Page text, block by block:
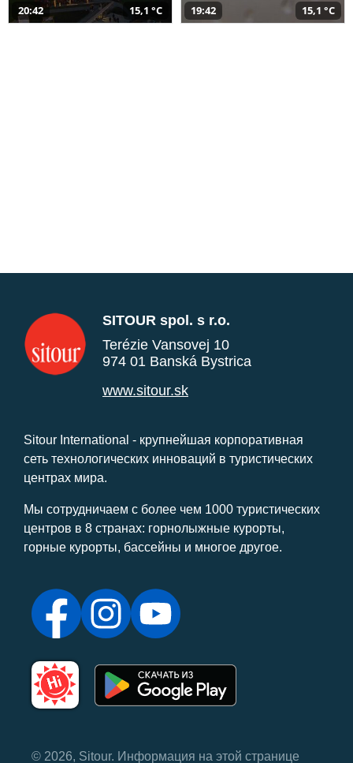
20:42 15,1 °C 19:42 15,1 °C
SITOUR spol. s r.o.
Terézie Vansovej 10
974 01 Banská Bystrica
www.sitour.sk
Sitour International - крупнейшая корпоративная
сеть технологических инноваций в туристических
центрах мира.
Мы сотрудничаем с более чем 1000 туристических
центров в 8 странах: горнолыжные курорты,
горные курорты, бассейны и многое другое.
© 2026, Sitour. Информация на этой странице